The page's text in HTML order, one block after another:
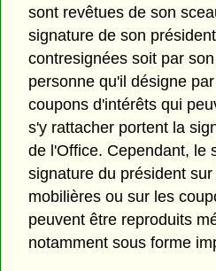
sont revêtues de son
signature de son
contresignées soit par
personne qu'il désigne
coupons d'intérêts qui
s'y rattacher portent la
de l'Office. Cependant, le
signature du président
mobilières ou sur les
peuvent être reproduits
notamment sous forme